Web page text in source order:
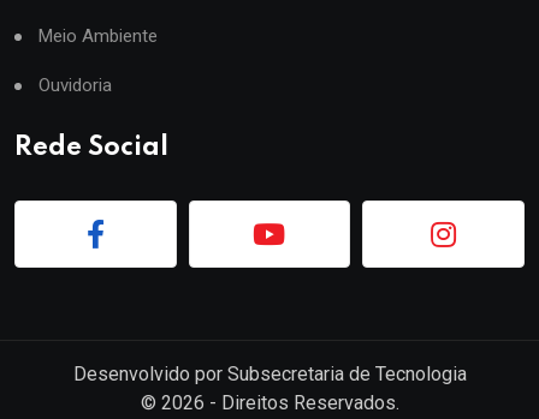
Meio Ambiente
Ouvidoria
Rede Social
Desenvolvido por Subsecretaria de Tecnologia
© 2026 - Direitos Reservados.